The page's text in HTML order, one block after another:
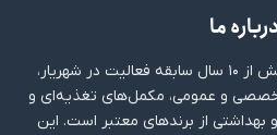
ما
داروخانه دکتر صوفیانی با بیش از ۱۰ سال سابقه فعالیت در شهریار،
تخصصی و عمومی، مکمل‌های تغذیه‌ای و
بهداشتی از برندهای معتبر است. این